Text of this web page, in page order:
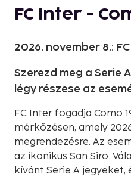
FC Inter -
2026. november 8.:
Szerezd meg a Serie
légy részese az
FC Inter fogadja Como
mérkőzésen, amely
megrendezésre. Az
az ikonikus San Siro.
kívánt Serie A jegyeket,